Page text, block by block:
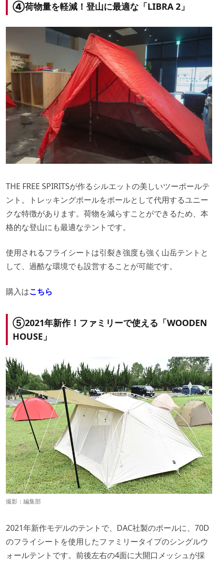
④荷物量を軽減！登山に最適な「LIBRA 2」
THE FREE SPIRITSが作るシルエットの美しいツーポールテ
ント。トレッキングポールをポールとして代用するユニー
クな特徴があります。荷物を減らすことができるため、本
格的な登山にも最適なテントです。
使用されるフライシートは引裂き強度も強く山岳テントと
して、過酷な環境でも設営することが可能です。
購入はこちら
⑤2021年新作！ファミリーで使える「WOODEN
HOUSE」
撮影：編集部
2021年新作モデルのテントで、DAC社製のポールに、70D
のフライシートを使用したファミリータイプのシングルウ
ォールテントです。前後左右の4面に大開口メッシュが採